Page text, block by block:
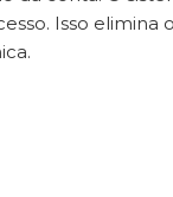
Isso elimina